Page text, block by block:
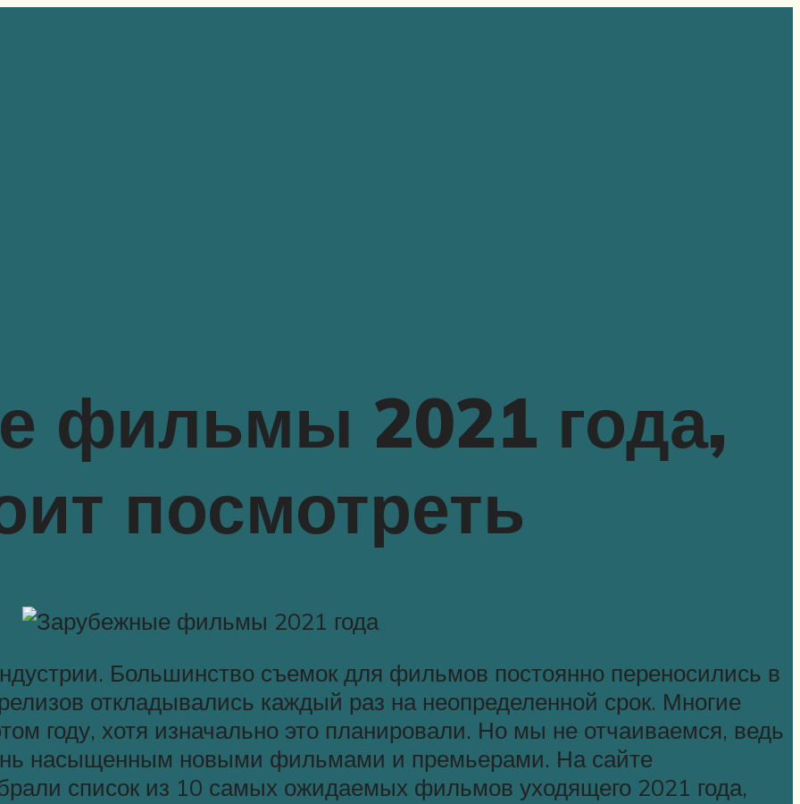
фильмы 2021 года,
посмотреть
Большинство съемок для фильмов постоянно переносились в
откладывались каждый раз на неопределенной срок. Многие
году, хотя изначально это планировали. Но мы не отчаиваемся, ведь
насыщенным новыми фильмами и премьерами. На сайте
список из 10 самых ожидаемых фильмов уходящего 2021 года,